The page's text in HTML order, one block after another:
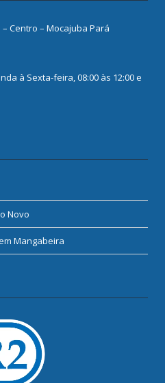
Centro – Mocajuba Pará
à Sexta-feira, 08:00 às 12:00 e
Novo
Mangabeira